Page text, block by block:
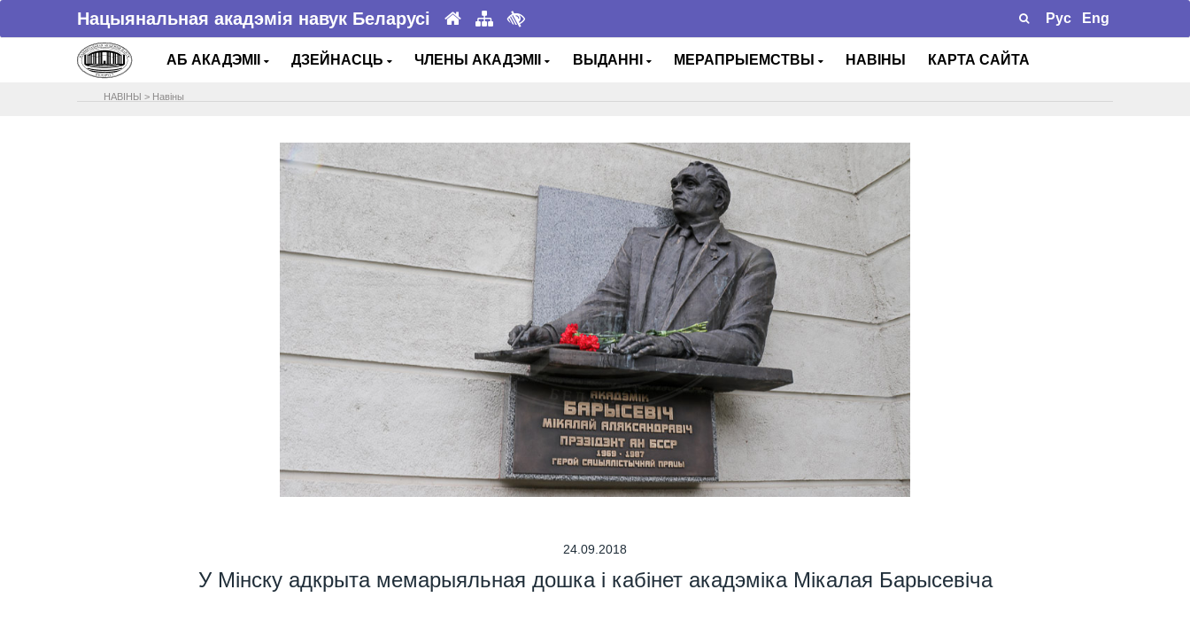
Нацыянальная акадэмія навук Беларусі Рус Eng
АБ АКАДЭМІІ ДЗЕЙНАСЦЬ ЧЛЕНЫ АКАДЭМІІ ВЫДАННІ МЕРАПРЫЕМСТВЫ НАВІНЫ КАРТА САЙТА
НАВIНЫ > Навіны
24.09.2018
У Мінску адкрыта мемарыяльная дошка і кабінет акадэміка Мікалая Барысевіча